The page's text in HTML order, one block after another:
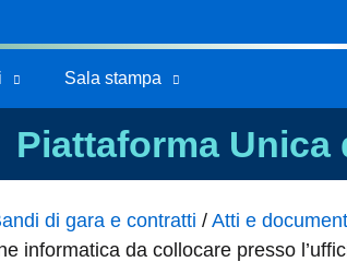
Sala stampa
Piattaforma Unica
di gara e contratti /Atti e
informatica da collocare presso